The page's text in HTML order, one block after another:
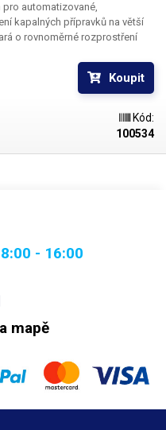
automatizované,
kapalných přípravků na větší
o rovnoměrné rozprostření
pro hrubší povrchy a
a silnějšími vlákny; proto
ve dvou provedeních
Koupit
Kód:
100534
8:00 - 16:00
mapě